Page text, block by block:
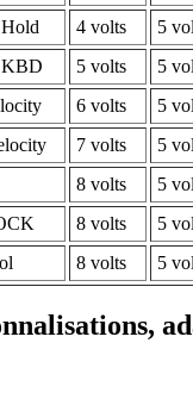
4 volts 5
5 volts 5
6 volts 5
7 volts 5
8 volts 5
8 volts 5
8 volts 5